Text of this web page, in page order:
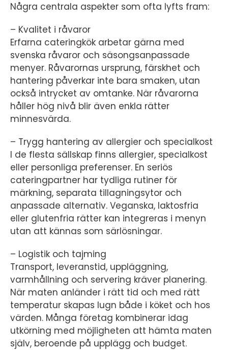
Några centrala aspekter som ofta lyfts fram:
– Kvalitet i råvaror
Erfarna cateringkök arbetar gärna med
svenska råvaror och säsongsanpassade
menyer. Råvarornas ursprung, färskhet och
hantering påverkar inte bara smaken, utan
också intrycket av omtanke. När råvarorna
håller hög nivå blir även enkla rätter
minnesvärda.
– Trygg hantering av allergier och specialkost
I de flesta sällskap finns allergier, specialkost
eller personliga preferenser. En seriös
cateringpartner har tydliga rutiner för
märkning, separata tillagningsytor och
anpassade alternativ. Veganska, laktosfria
eller glutenfria rätter kan integreras i menyn
utan att kännas som särlösningar.
– Logistik och tajming
Transport, leveranstid, uppläggning,
varmhållning och servering kräver planering.
När maten anländer i rätt tid och med rätt
temperatur skapas lugn både i köket och hos
värden. Många företag kombinerar idag
utkörning med möjligheten att hämta maten
själv, beroende på upplägg och budget.